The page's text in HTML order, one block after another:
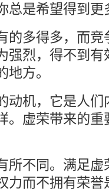
总是希望得到
的多得多，而
强烈，得不到
方。
动机，它是人
。虚荣带来的
所不同。满足
力而不拥有荣